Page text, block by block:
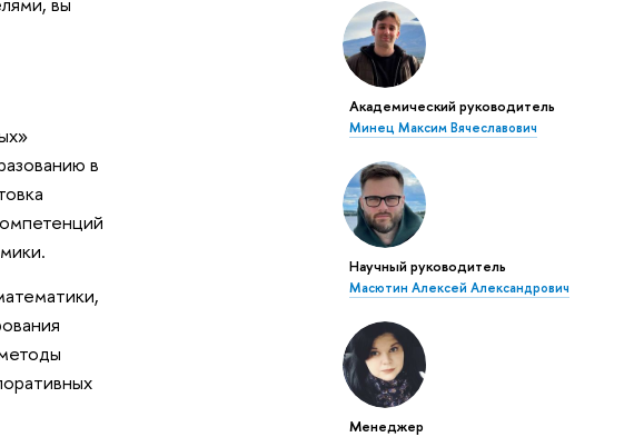
Академический руководитель
Минец Максим Вячеславович
Научный руководитель
Масютин Алексей Александрович
Менеджер
в